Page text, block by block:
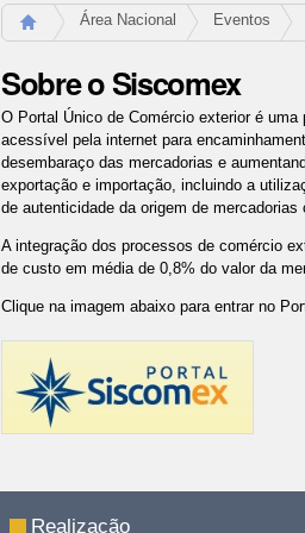
Área Nacional Eventos
Sobre o Siscomex
O Portal Único de Comércio exterior é
acessível pela internet para
desembaraço das mercadorias e
exportação e importação, incluindo a
de autenticidade da origem de
A integração dos processos de comércio
de custo em média de 0,8% do valor da
Clique na imagem abaixo para entrar no
Realização